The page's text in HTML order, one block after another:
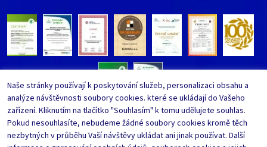
Naše stránky používají k poskytování služeb, personalizaci obsahu a
analýze návštěvnosti soubory cookies. které se ukládají do Vašeho
zařízení. Kliknutím na tlačítko "Souhlasím" k tomu udělujete souhlas.
Pokud nesouhlasíte, nebudeme žádné soubory cookies kromě těch
nezbytných v průběhu Vaší návštěvy ukládat ani jinak používat. Další